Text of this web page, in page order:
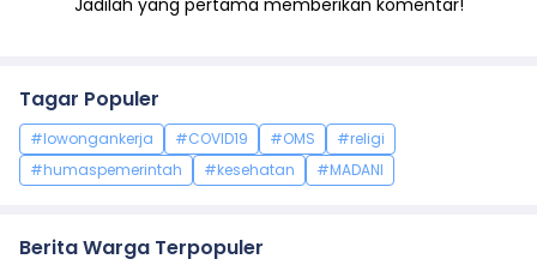
Tagar Populer
#lowongankerja #COVID19 #OMS
#religi
#humaspemerintah
#kesehatan #MADANI
Berita Warga Terpopuler